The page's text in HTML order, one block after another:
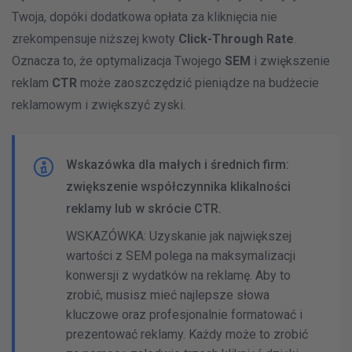
Twoja, dopóki dodatkowa opłata za kliknięcia nie
zrekompensuje niższej kwoty Click-Through Rate.
Oznacza to, że optymalizacja Twojego SEM i zwiększenie
reklam CTR może zaoszczędzić pieniądze na budżecie
reklamowym i zwiększyć zyski.
Wskazówka dla małych i średnich firm:
zwiększenie współczynnika klikalności
reklamy lub w skrócie CTR.
WSKAZÓWKA: Uzyskanie jak największej
wartości z SEM polega na maksymalizacji
konwersji z wydatków na reklamę. Aby to
zrobić, musisz mieć najlepsze słowa
kluczowe oraz profesjonalnie formatować i
prezentować reklamy. Każdy może to zrobić
REKLAMY GOOGLE